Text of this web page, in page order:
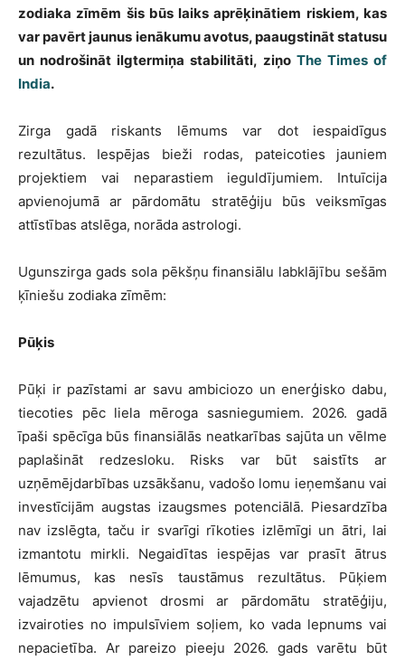
zodiaka zīmēm šis būs laiks aprēķinātiem riskiem, kas
var pavērt jaunus ienākumu avotus, paaugstināt statusu
un nodrošināt ilgtermiņa stabilitāti, ziņo The Times of
India.
Zirga gadā riskants lēmums var dot iespaidīgus
rezultātus. Iespējas bieži rodas, pateicoties jauniem
projektiem vai neparastiem ieguldījumiem. Intuīcija
apvienojumā ar pārdomātu stratēģiju būs veiksmīgas
attīstības atslēga, norāda astrologi.
Ugunszirga gads sola pēkšņu finansiālu labklājību sešām
ķīniešu zodiaka zīmēm:
Pūķis
Pūķi ir pazīstami ar savu ambiciozo un enerģisko dabu,
tiecoties pēc liela mēroga sasniegumiem. 2026. gadā
īpaši spēcīga būs finansiālās neatkarības sajūta un vēlme
paplašināt redzesloku. Risks var būt saistīts ar
uzņēmējdarbības uzsākšanu, vadošo lomu ieņemšanu vai
investīcijām augstas izaugsmes potenciālā. Piesardzība
nav izslēgta, taču ir svarīgi rīkoties izlēmīgi un ātri, lai
izmantotu mirkli. Negaidītas iespējas var prasīt ātrus
lēmumus, kas nesīs taustāmus rezultātus. Pūķiem
vajadzētu apvienot drosmi ar pārdomātu stratēģiju,
izvairoties no impulsīviem soļiem, ko vada lepnums vai
nepacietība. Ar pareizo pieeju 2026. gads varētu būt